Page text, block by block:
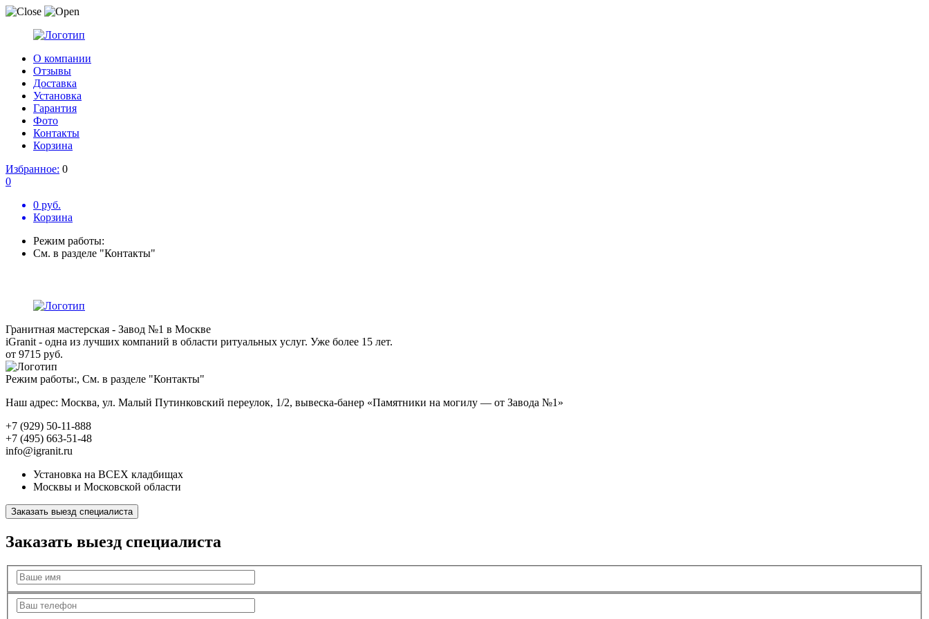
О компании
Отзывы
Доставка
Установка
Гарантия
Фото
Контакты
Корзина
Избранное: 0
0
0 руб.
Корзина
Режим работы:
См. в разделе "Контакты"
Гранитная мастерская - Завод №1 в Москве
iGranit - одна из лучших компаний в области ритуальных услуг. Уже более 15 лет.
от 9715 руб.
Режим работы:, См. в разделе "Контакты"
Наш адрес: Москва, ул. Малый Путинковский переулок, 1/2, вывеска-банер «Памятники на могилу — от Завода №1»
+7 (929) 50-11-888
+7 (495) 663-51-48
info@igranit.ru
Установка на ВСЕХ кладбищах
Москвы и Московской области
Заказать выезд специалиста
Заказать выезд специалиста